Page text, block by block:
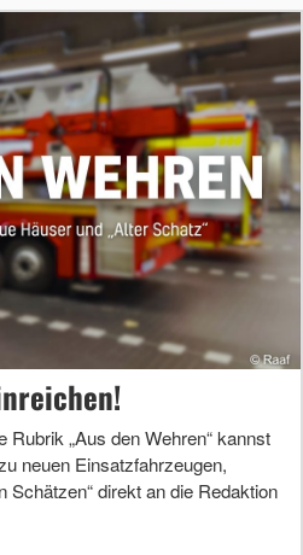
„Aus den Wehren“ kannst
neuen Einsatzfahrzeugen,
Schätzen“ direkt an die Redaktion